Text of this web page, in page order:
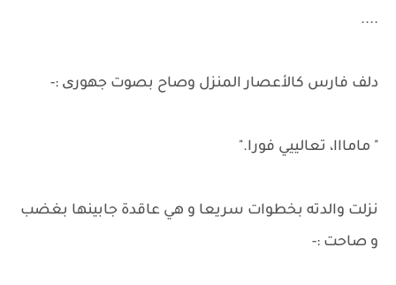
....
دلف فارس كالأعصار المنزل وصاح بصوت جهوری :-
" مامااا، تعالييي فورا."
نزلت والدته بخطوات سريعا و هي عاقدة جابينها بغضب
و صاحت :-